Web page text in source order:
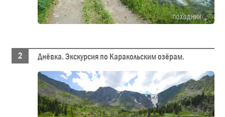
Днёвка. Экскурсия по Каракольским озёрам.